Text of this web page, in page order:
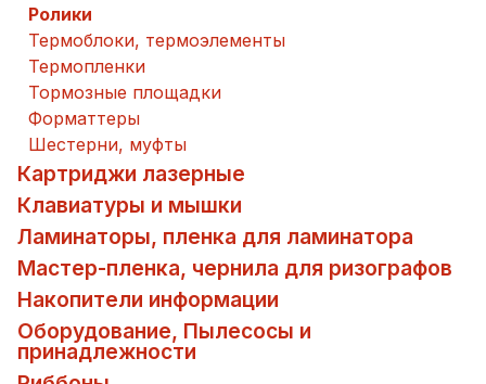
Ролики
Термоблоки, термоэлементы
Термопленки
Тормозные площадки
Форматтеры
Шестерни, муфты
Картриджи лазерные
Клавиатуры и мышки
Ламинаторы, пленка для ламинатора
Мастер-пленка, чернила для ризографов
Накопители информации
Оборудование, Пылесосы и
принадлежности